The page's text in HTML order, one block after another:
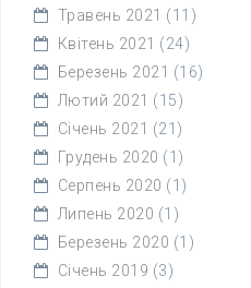
Травень 2021 (11)
Квітень 2021 (24)
Березень 2021 (16)
Лютий 2021 (15)
Січень 2021 (21)
Грудень 2020 (1)
Серпень 2020 (1)
Липень 2020 (1)
Березень 2020 (1)
Січень 2019 (3)